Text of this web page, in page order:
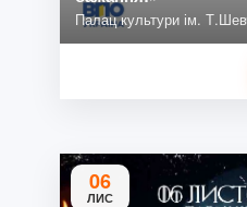
Палац культури ім.
06
ЛИС